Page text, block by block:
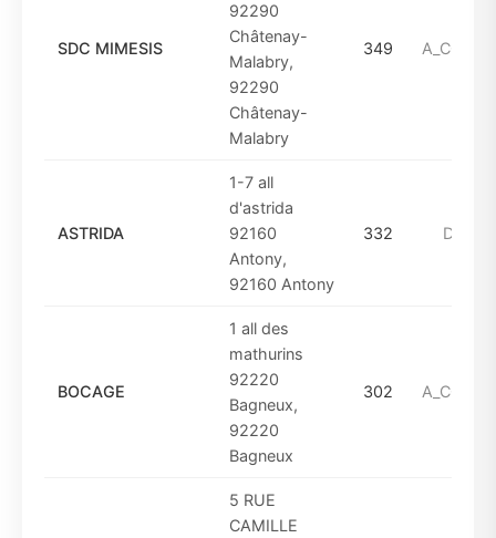
SDC MIMESIS
92290
Châtenay-
Malabry,
92290
Châtenay-
Malabry
349
ASTRIDA
1-7 all
d'astrida
92160
Antony,
92160 Antony
332
BOCAGE
1 all des
mathurins
92220
Bagneux,
92220
Bagneux
302
5 RUE
CAMILLE